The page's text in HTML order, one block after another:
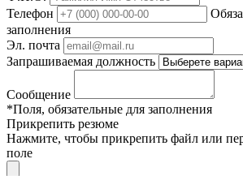
Телефон
заполнения
Эл. почта
Запрашиваемая должность
Сообщение
*Поля, обязательные для заполнения
Прикрепить резюме
Нажмите, чтобы прикрепить файл или
поле